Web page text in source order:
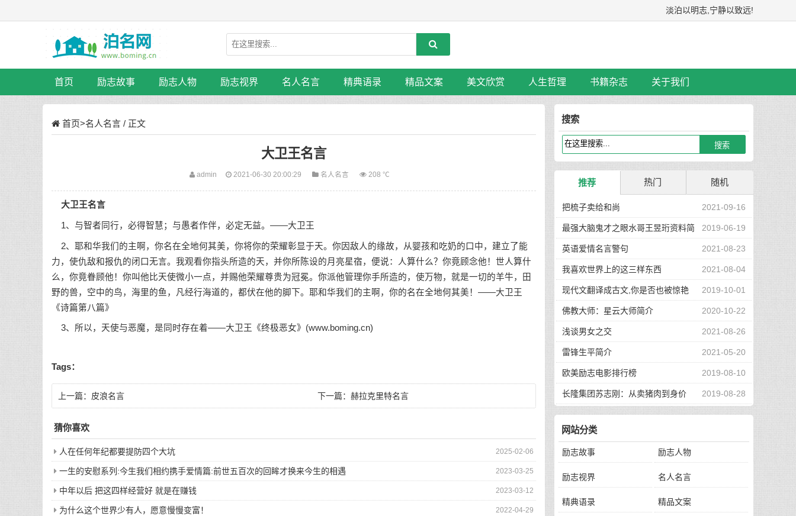
淡泊以明志,宁静以致远!
首页 励志故事 励志人物 励志视界 名人名言 精典语录 精品文案 美文欣赏 人生哲理 书籍杂志 关于我们
首页>名人名言 / 正文
大卫王名言
admin 2021-06-30 20:00:29 名人名言 208 ℃
大卫王名言
1、与智者同行，必得智慧；与愚者作伴，必定无益。——大卫王
2、耶和华我们的主啊，你名在全地何其美，你将你的荣耀彰显于天。你因敌人的缘故，从婴孩和吃奶的口中，建立了能
力，使仇敌和报仇的闭口无言。我观看你指头所造的天，并你所陈设的月亮星宿，便说：人算什么？你竟顾念他！世人算什
么，你竟眷顾他！你叫他比天使微小一点，并赐他荣耀尊贵为冠冕。你派他管理你手所造的，使万物，就是一切的羊牛，田
野的兽，空中的鸟，海里的鱼，凡经行海道的，都伏在他的脚下。耶和华我们的主啊，你的名在全地何其美！——大卫王
《诗篇第八篇》
3、所以，天使与恶魔，是同时存在着——大卫王《终极恶女》(www.boming.cn)
Tags：
上一篇： 皮浪名言 下一篇：赫拉克里特名言
猜你喜欢
2025-02-06
人在任何年纪都要提防四个大坑
2023-03-25
一生的安慰系列:今生我们相约携手爱情篇:前世五百次的回眸才换来今生的相遇
2023-03-12
中年以后 把这四样经营好 就是在赚钱
2022-04-29
为什么这个世界少有人，愿意慢慢变富！
搜索
推荐 热门 随机
2021-09-16
把梳子卖给和尚
2019-06-19
最强大脑鬼才之眼水哥王昱珩资料简
介 2021-08-23
英语爱情名言警句
2021-08-04
我喜欢世界上的这三样东西
2019-10-01
现代文翻译成古文,你是否也被惊艳
到了 2020-10-22
佛教大师：星云大师简介
2021-08-26
浅谈男女之交
2021-05-20
雷锋生平简介
2019-08-10
欧美励志电影排行榜
2019-08-28
长隆集团苏志刚：从卖猪肉到身价
130亿，他的秘诀是？
网站分类
励志故事 励志人物
励志视界 名人名言
精典语录 精品文案